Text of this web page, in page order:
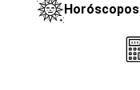
Horóscopos